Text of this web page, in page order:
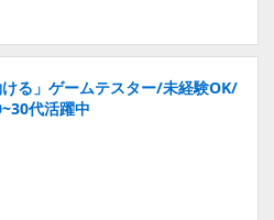
ける」ゲームテスター/未経験OK/
代活躍中